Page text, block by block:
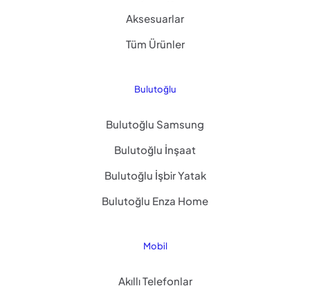
Aksesuarlar
Tüm Ürünler
Bulutoğlu
Bulutoğlu Samsung
Bulutoğlu İnşaat
Bulutoğlu İşbir Yatak
Bulutoğlu Enza Home
Mobil
Akıllı Telefonlar